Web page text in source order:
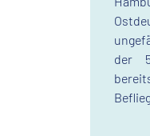
der